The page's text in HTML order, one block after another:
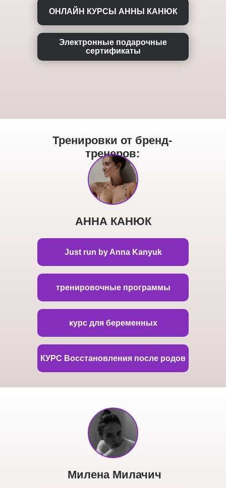
Электронные подарочные
сертификаты
ОНЛАЙН КУРСЫ АННЫ КАНЮК
тренировочные программы
Тренировки от бренд-
тренеров:
АННА КАНЮК
курс для беременных
КУРС Восстановления после родов
Just run by Anna Kanyuk
Милена Милачич